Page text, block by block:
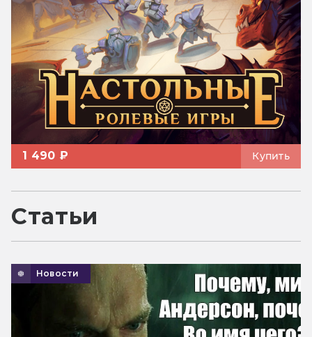
1 490 ₽ Купить
Статьи
Новости